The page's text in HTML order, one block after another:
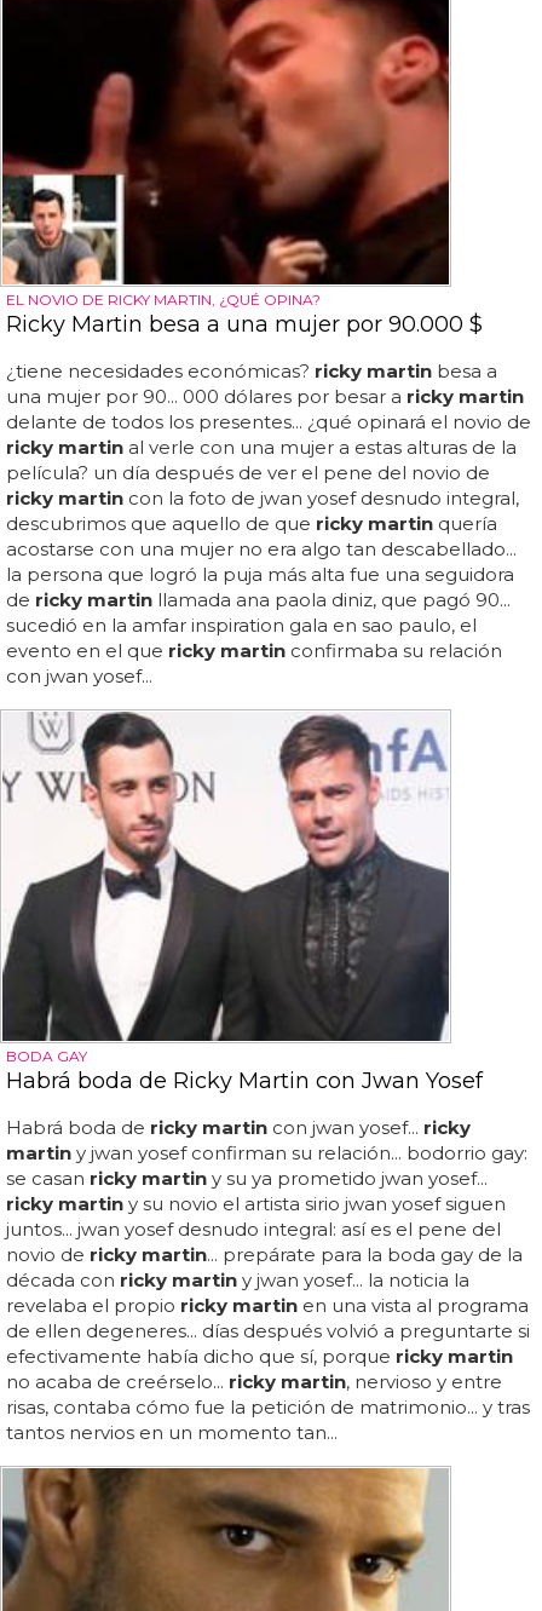
EL NOVIO DE RICKY MARTIN, ¿QUÉ OPINA?
Ricky Martin besa a una mujer por 90.000 $
¿tiene necesidades económicas? ricky martin besa a
una mujer por 90... 000 dólares por besar a ricky martin
delante de todos los presentes... ¿qué opinará el novio de
ricky martin al verle con una mujer a estas alturas de la
película? un día después de ver el pene del novio de
ricky martin con la foto de jwan yosef desnudo integral,
descubrimos que aquello de que ricky martin quería
acostarse con una mujer no era algo tan descabellado...
la persona que logró la puja más alta fue una seguidora
de ricky martin llamada ana paola diniz, que pagó 90...
sucedió en la amfar inspiration gala en sao paulo, el
evento en el que ricky martin confirmaba su relación
con jwan yosef...
BODA GAY
Habrá boda de Ricky Martin con Jwan Yosef
Habrá boda de ricky martin con jwan yosef... ricky
martin y jwan yosef confirman su relación... bodorrio gay:
se casan ricky martin y su ya prometido jwan yosef...
ricky martin y su novio el artista sirio jwan yosef siguen
juntos... jwan yosef desnudo integral: así es el pene del
novio de ricky martin... prepárate para la boda gay de la
década con ricky martin y jwan yosef... la noticia la
revelaba el propio ricky martin en una vista al programa
de ellen degeneres... días después volvió a preguntarte si
efectivamente había dicho que sí, porque ricky martin
no acaba de creérselo... ricky martin, nervioso y entre
risas, contaba cómo fue la petición de matrimonio... y tras
tantos nervios en un momento tan...